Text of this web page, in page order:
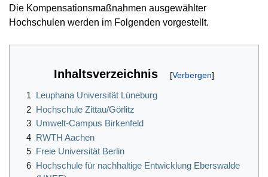
Die Kompensationsmaßnahmen ausgewählter
Hochschulen werden im Folgenden vorgestellt.
Inhaltsverzeichnis
1 Leuphana Universität Lüneburg
2 Hochschule Zittau/Görlitz
3 Umwelt-Campus Birkenfeld
4 RWTH Aachen
5 Freie Universität Berlin
6 Hochschule für nachhaltige Entwicklung Eberswalde